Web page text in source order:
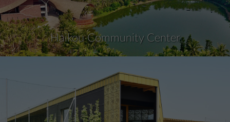
Haikou Community Center